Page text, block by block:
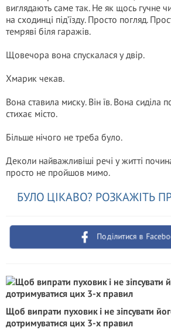
виглядають саме так. Не як щось гучне
на сходинці під’їзду. Просто погляд.
темряві біля гаражів.
Щовечора вона спускалася у двір.
Хмарик чекав.
Вона ставила миску. Він їв. Вона сиділа
стихає місто.
Більше нічого не треба було.
Деколи найважливіші речі у житті
просто не пройшов мимо.
БУЛО ЦІКАВО? РОЗКАЖІТЬ
Поділитися в
Щоб випрати пуховик і не зіпсувати
дотримуватися цих 3-х правил